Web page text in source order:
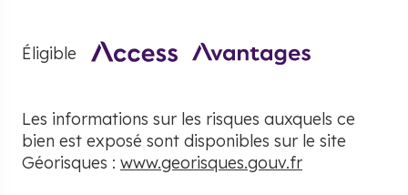
Éligible
Les informations sur les risques auxquels ce
bien est exposé sont disponibles sur le site
Géorisques : www.georisques.gouv.fr